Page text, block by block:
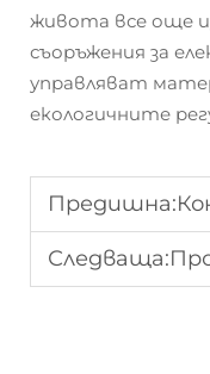
живота все още
съоръжения за
управляват
екологичните
Предишна:
Следваща:Проводник